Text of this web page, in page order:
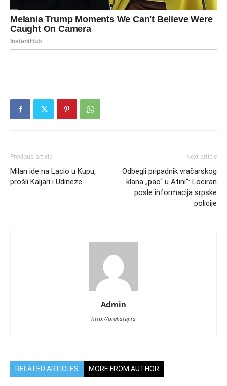
Previous article
Milan ide na Lacio u Kupu,
prošli Kaljari i Udineze
Next article
Odbegli pripadnik vračarskog
klana „pao“ u Atini“: Lociran
posle informacija srpske
policije
Admin
http://prelistaj.rs
RELATED ARTICLES MORE FROM AUTHOR